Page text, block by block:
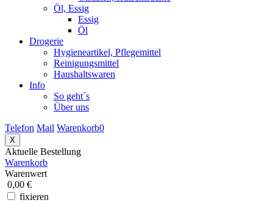
Öl, Essig
Essig
Öl
Drogerie
Hygieneartikel, Pflegemittel
Reinigungsmittel
Haushaltswaren
Info
So geht´s
Über uns
Telefon Mail Warenkorb0
X
Aktuelle Bestellung
Warenkorb
Warenwert
0,00 €
fixieren